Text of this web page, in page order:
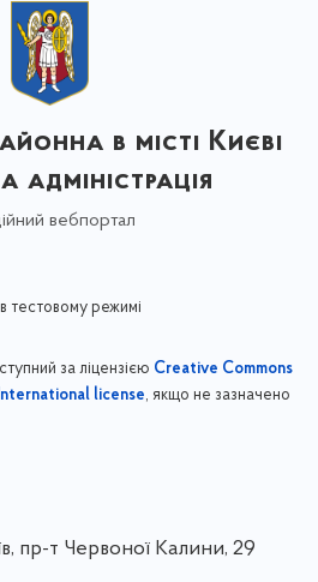
в місті Києві
адміністрація
вебпортал
тестовому режимі
за ліцензією Creative Commons
license, якщо не зазначено
пр-т Червоної Калини, 29